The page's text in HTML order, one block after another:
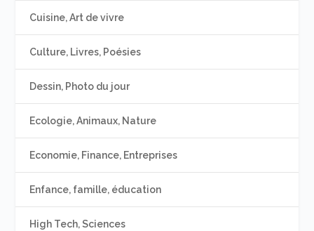
Cuisine, Art de vivre
Culture, Livres, Poésies
Dessin, Photo du jour
Ecologie, Animaux, Nature
Economie, Finance, Entreprises
Enfance, famille, éducation
High Tech, Sciences